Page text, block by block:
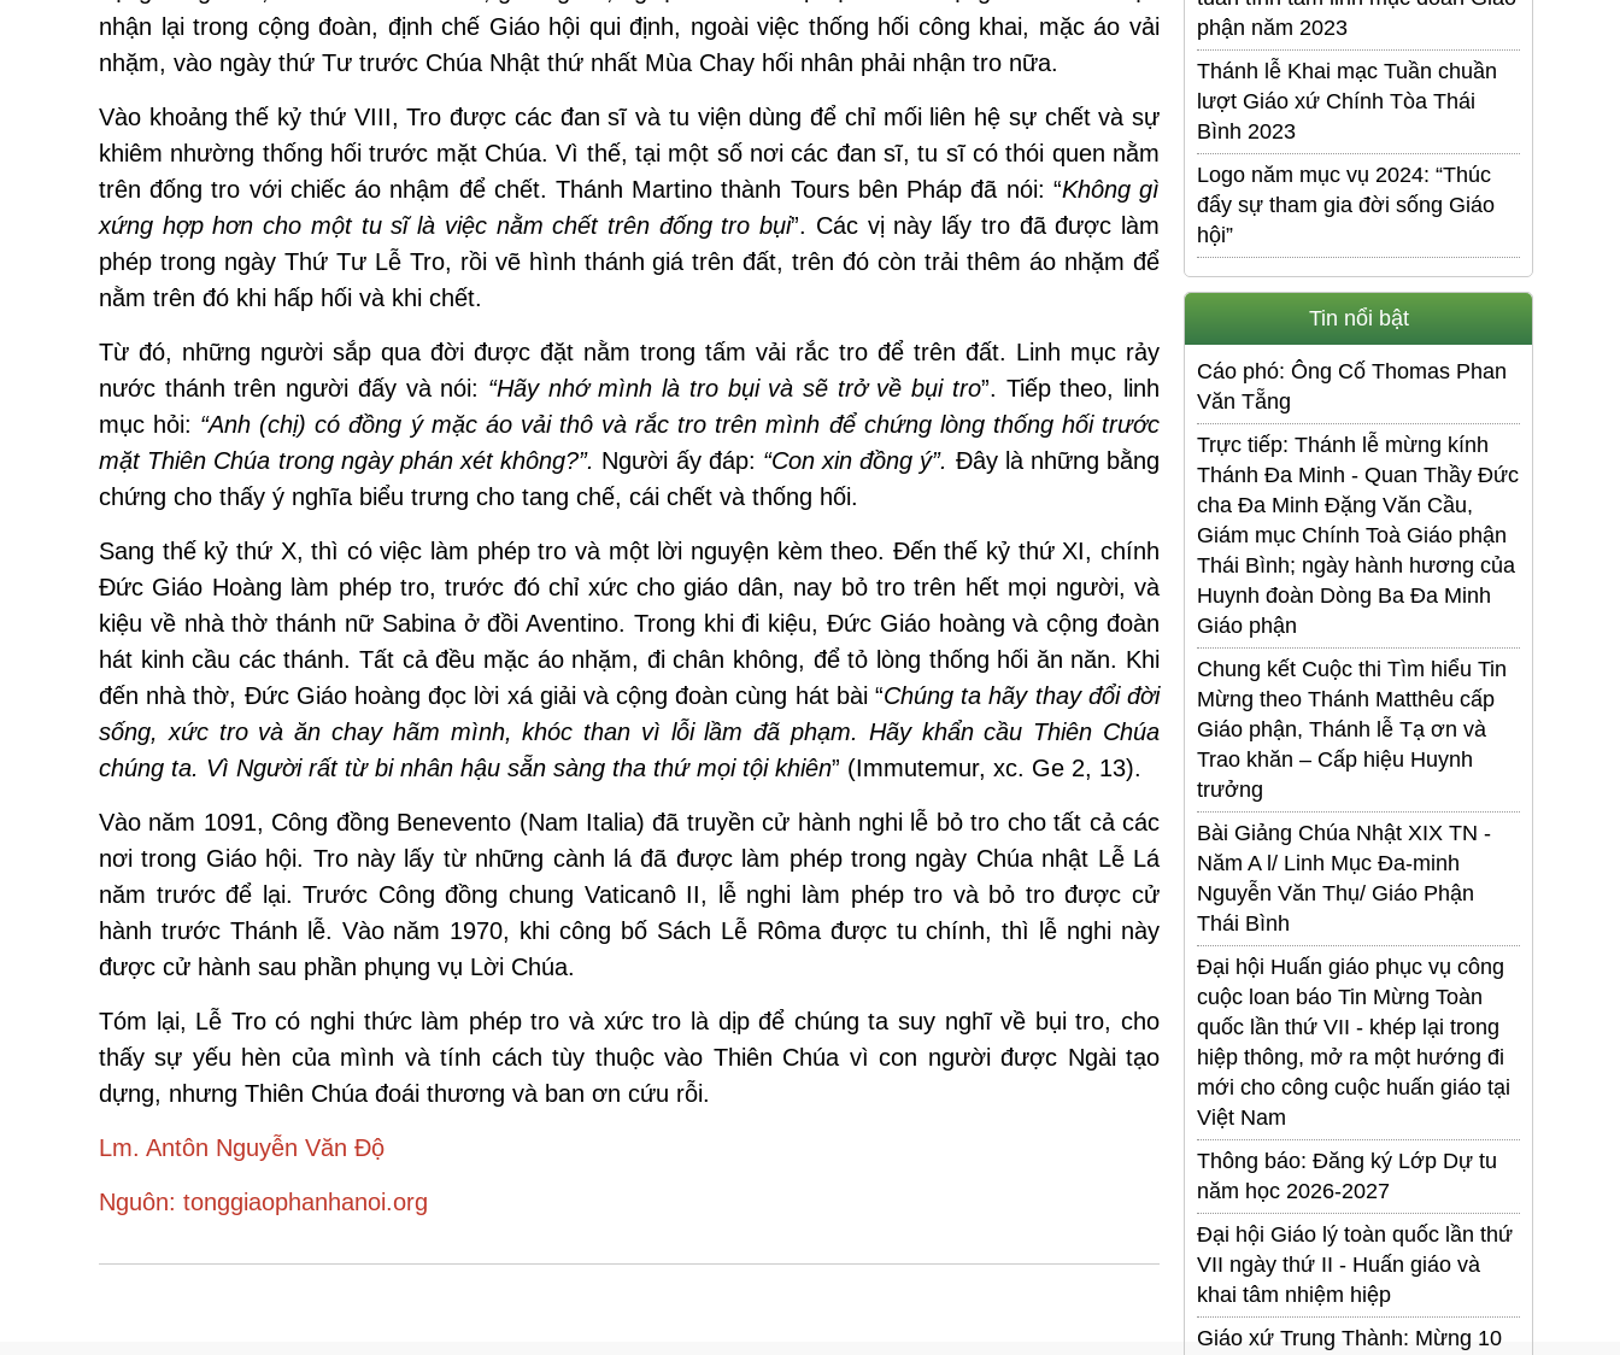
nhận lại trong cộng đoàn, định chế Giáo hội qui định, ngoài việc thống hối công khai, mặc áo vải
nhặm, vào ngày thứ Tư trước Chúa Nhật thứ nhất Mùa Chay hối nhân phải nhận tro nữa.
Vào khoảng thế kỷ thứ VIII, Tro được các đan sĩ và tu viện dùng để chỉ mối liên hệ sự chết và sự
khiêm nhường thống hối trước mặt Chúa. Vì thế, tại một số nơi các đan sĩ, tu sĩ có thói quen nằm
trên đống tro với chiếc áo nhậm để chết. Thánh Martino thành Tours bên Pháp đã nói: “Không gì
xứng hợp hơn cho một tu sĩ là việc nằm chết trên đống tro bụi”. Các vị này lấy tro đã được làm
phép trong ngày Thứ Tư Lễ Tro, rồi vẽ hình thánh giá trên đất, trên đó còn trải thêm áo nhặm để
nằm trên đó khi hấp hối và khi chết.
Từ đó, những người sắp qua đời được đặt nằm trong tấm vải rắc tro để trên đất. Linh mục rảy
nước thánh trên người đấy và nói: “Hãy nhớ mình là tro bụi và sẽ trở về bụi tro”. Tiếp theo, linh
mục hỏi: “Anh (chị) có đồng ý mặc áo vải thô và rắc tro trên mình để chứng lòng thống hối trước
mặt Thiên Chúa trong ngày phán xét không?”. Người ấy đáp: “Con xin đồng ý”. Đây là những bằng
chứng cho thấy ý nghĩa biểu trưng cho tang chế, cái chết và thống hối.
Sang thế kỷ thứ X, thì có việc làm phép tro và một lời nguyện kèm theo. Đến thế kỷ thứ XI, chính
Ðức Giáo Hoàng làm phép tro, trước đó chỉ xức cho giáo dân, nay bỏ tro trên hết mọi người, và
kiệu về nhà thờ thánh nữ Sabina ở đồi Aventino. Trong khi đi kiệu, Ðức Giáo hoàng và cộng đoàn
hát kinh cầu các thánh. Tất cả đều mặc áo nhặm, đi chân không, để tỏ lòng thống hối ăn năn. Khi
đến nhà thờ, Ðức Giáo hoàng đọc lời xá giải và cộng đoàn cùng hát bài “Chúng ta hãy thay đổi đời
sống, xức tro và ăn chay hãm mình, khóc than vì lỗi lầm đã phạm. Hãy khẩn cầu Thiên Chúa
chúng ta. Vì Người rất từ bi nhân hậu sẵn sàng tha thứ mọi tội khiên” (Immutemur, xc. Ge 2, 13).
Vào năm 1091, Công đồng Benevento (Nam Italia) đã truyền cử hành nghi lễ bỏ tro cho tất cả các
nơi trong Giáo hội. Tro này lấy từ những cành lá đã được làm phép trong ngày Chúa nhật Lễ Lá
năm trước để lại. Trước Công đồng chung Vaticanô II, lễ nghi làm phép tro và bỏ tro được cử
hành trước Thánh lễ. Vào năm 1970, khi công bố Sách Lễ Rôma được tu chính, thì lễ nghi này
được cử hành sau phần phụng vụ Lời Chúa.
Tóm lại, Lễ Tro có nghi thức làm phép tro và xức tro là dịp để chúng ta suy nghĩ về bụi tro, cho
thấy sự yếu hèn của mình và tính cách tùy thuộc vào Thiên Chúa vì con người được Ngài tạo
dựng, nhưng Thiên Chúa đoái thương và ban ơn cứu rỗi.
Lm. Antôn Nguyễn Văn Độ
Nguôn: tonggiaophanhanoi.org
phận năm 2023
Thánh lễ Khai mạc Tuần chuần
lượt Giáo xứ Chính Tòa Thái
Bình 2023
Logo năm mục vụ 2024: “Thúc
đẩy sự tham gia đời sống Giáo
hội”
Tin nổi bật
Cáo phó: Ông Cố Thomas Phan
Văn Tẵng
Trực tiếp: Thánh lễ mừng kính
Thánh Đa Minh - Quan Thầy Đức
cha Đa Minh Đặng Văn Cầu,
Giám mục Chính Toà Giáo phận
Thái Bình; ngày hành hương của
Huynh đoàn Dòng Ba Đa Minh
Giáo phận
Chung kết Cuộc thi Tìm hiểu Tin
Mừng theo Thánh Matthêu cấp
Giáo phận, Thánh lễ Tạ ơn và
Trao khăn – Cấp hiệu Huynh
trưởng
Bài Giảng Chúa Nhật XIX TN -
Năm A l/ Linh Mục Đa-minh
Nguyễn Văn Thụ/ Giáo Phận
Thái Bình
Đại hội Huấn giáo phục vụ công
cuộc loan báo Tin Mừng Toàn
quốc lần thứ VII - khép lại trong
hiệp thông, mở ra một hướng đi
mới cho công cuộc huấn giáo tại
Việt Nam
Thông báo: Đăng ký Lớp Dự tu
năm học 2026-2027
Đại hội Giáo lý toàn quốc lần thứ
VII ngày thứ II - Huấn giáo và
khai tâm nhiệm hiệp
Giáo xứ Trung Thành: Mừng 10